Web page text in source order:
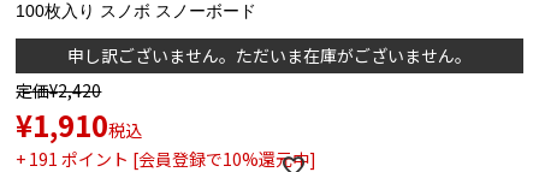
100枚入り スノボ スノーボード
申し訳ございません。ただいま在庫がございません。
定価¥2,420
¥1,910税込
+ 191 ポイント [会員登録で10%還元中]